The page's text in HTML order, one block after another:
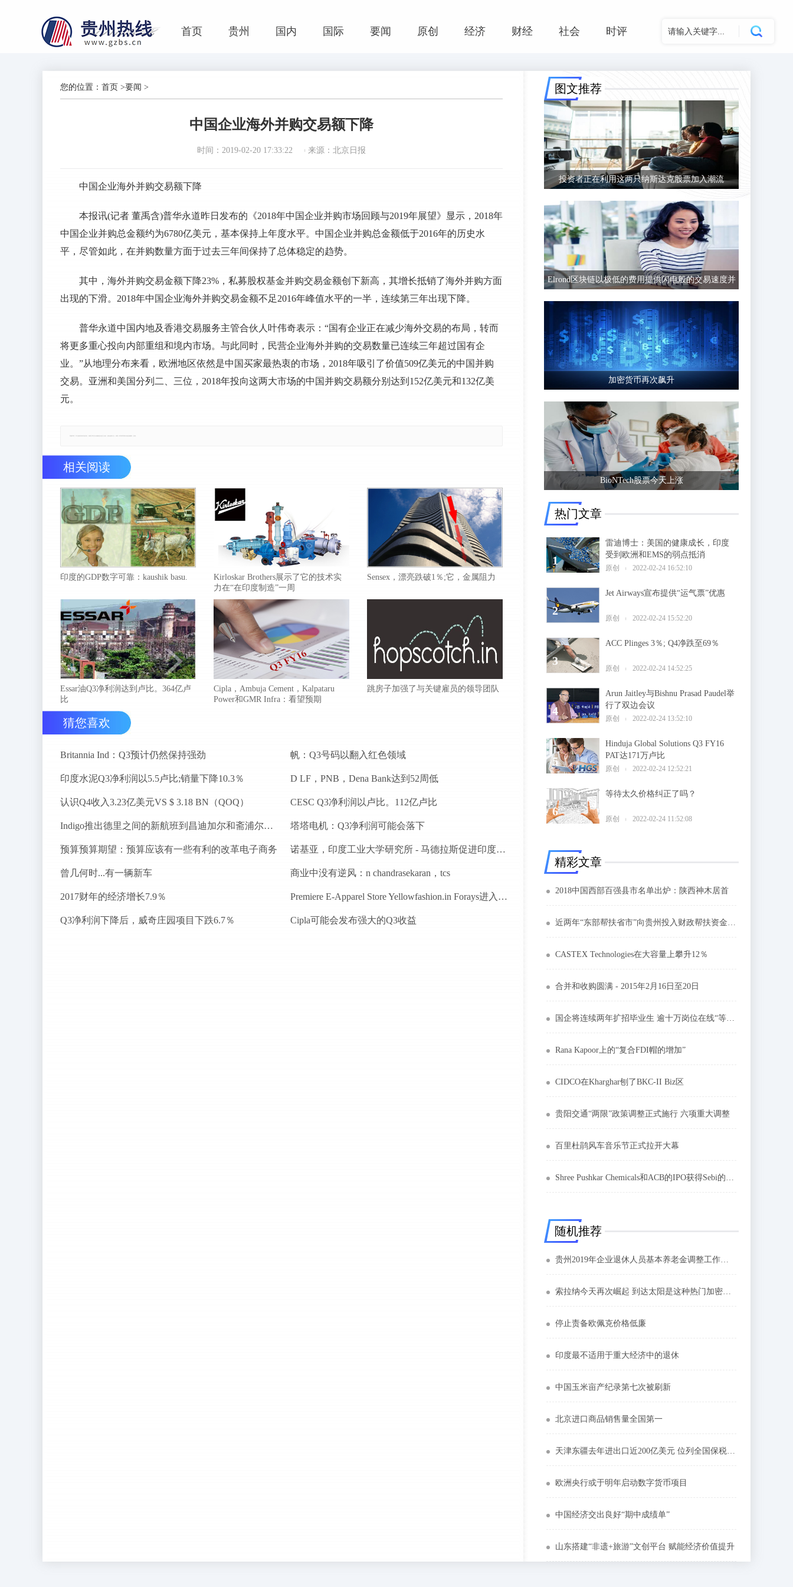
首页 贵州 国内 国际 要闻 原创 经济 财经 社会 时评
您的位置： 首页 >要闻 >
中国企业海外并购交易额下降
时间：2019-02-20 17:33:22 来源：北京日报
中国企业海外并购交易额下降
本报讯(记者 董禹含)普华永道昨日发布的《2018年中国企业并购市场回顾与2019年展望》显示，2018年
中国企业并购总金额约为6780亿美元，基本保持上年度水平。中国企业并购总金额低于2016年的历史水
平，尽管如此，在并购数量方面于过去三年间保持了总体稳定的趋势。
其中，海外并购交易金额下降23%，私募股权基金并购交易金额创下新高，其增长抵销了海外并购方面
出现的下滑。2018年中国企业海外并购交易金额不足2016年峰值水平的一半，连续第三年出现下降。
普华永道中国内地及香港交易服务主管合伙人叶伟奇表示：“国有企业正在减少海外交易的布局，转而
将更多重心投向内部重组和境内市场。与此同时，民营企业海外并购的交易数量已连续三年超过国有企
业。”从地理分布来看，欧洲地区依然是中国买家最热衷的市场，2018年吸引了价值509亿美元的中国并购
交易。亚洲和美国分列二、三位，2018年投向这两大市场的中国并购交易额分别达到152亿美元和132亿美
元。
相关阅读
印度的GDP数字可靠：kaushik basu.
Kirloskar Brothers展示了它的技术实
力在“在印度制造”一周
Sensex，漂亮跌破1％;它，金属阻力
Essar油Q3净利润达到卢比。364亿卢
比
Cipla，Ambuja Cement，Kalpataru
Power和GMR Infra：看望预期
跳房子加强了与关键雇员的领导团队
猜您喜欢
Britannia Ind：Q3预计仍然保持强劲 帆：Q3号码以翻入红色领域
印度水泥Q3净利润以5.5卢比;销量下降10.3％ D LF，PNB，Dena Bank达到52周低
认识Q4收入3.23亿美元VS $ 3.18 BN（QOQ） CESC Q3净利润以卢比。112亿卢比
Indigo推出德里之间的新航班到昌迪加尔和斋浦尔到浦那路线 塔塔电机：Q3净利润可能会落下
预算预算期望：预算应该有一些有利的改革电子商务 诺基亚，印度工业大学研究所 - 马德拉斯促进印度农村的宽带连接
曾几何时...有一辆新车 商业中没有逆风：n chandrasekaran，tcs
2017财年的经济增长7.9％ Premiere E-Apparel Store Yellowfashion.in Forays进入Srilanka
Q3净利润下降后，威奇庄园项目下跌6.7％ Cipla可能会发布强大的Q3收益
图文推荐
投资者正在利用这两只纳斯达克股票加入潮流
Elrond区块链以极低的费用提供闪电般的交易速度并
加密货币再次飙升
BioNTech股票今天上涨
热门文章
雷迪博士：美国的健康成长，印度
受到欧洲和EMS的弱点抵消
原创 2022-02-24 16:52:10
1
Jet Airways宣布提供“运气票”优惠
原创 2022-02-24 15:52:20
2
ACC Plinges 3％; Q4净跌至69％
原创 2022-02-24 14:52:25
3
Arun Jaitley与Bishnu Prasad Paudel举
行了双边会议
原创 2022-02-24 13:52:10
4
Hinduja Global Solutions Q3 FY16
PAT达171万卢比
原创 2022-02-24 12:52:21
5
等待太久价格纠正了吗？
原创 2022-02-24 11:52:08
6
精彩文章
2018中国西部百强县市名单出炉：陕西神木居首
近两年“东部帮扶省市”向贵州投入财政帮扶资金34.44亿元
CASTEX Technologies在大容量上攀升12％
合并和收购圆满 - 2015年2月16日至20日
国企将连续两年扩招毕业生 逾十万岗位在线“等你来”
Rana Kapoor上的“复合FDI帽的增加”
CIDCO在Kharghar刨了BKC-II Biz区
贵阳交通“两限”政策调整正式施行 六项重大调整
百里杜鹃风车音乐节正式拉开大幕
Shree Pushkar Chemicals和ACB的IPO获得Sebi的点头
随机推荐
贵州2019年企业退休人员基本养老金调整工作全面完成
索拉纳今天再次崛起 到达太阳是这种热门加密货币的极限
停止责备欧佩克价格低廉
印度最不适用于重大经济中的退休
中国玉米亩产纪录第七次被刷新
北京进口商品销售量全国第一
天津东疆去年进出口近200亿美元 位列全国保税港区首位
欧洲央行或于明年启动数字货币项目
中国经济交出良好“期中成绩单”
山东搭建“非遗+旅游”文创平台 赋能经济价值提升